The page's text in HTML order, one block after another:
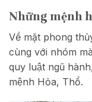
Những mệnh
Về mặt phong
cùng với nhóm
quy luật ngũ
mệnh Hỏa, Thổ.